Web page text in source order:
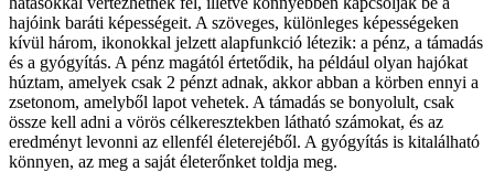
hajóink baráti képességeit. A szöveges, különleges képességeken
kívül három, ikonokkal jelzett alapfunkció létezik: a pénz, a támadás
és a gyógyítás. A pénz magától értetődik, ha például olyan hajókat
húztam, amelyek csak 2 pénzt adnak, akkor abban a körben ennyi a
zsetonom, amelyből lapot vehetek. A támadás se bonyolult, csak
össze kell adni a vörös célkeresztekben látható számokat, és az
eredményt levonni az ellenfél életerejéből. A gyógyítás is kitalálható
könnyen, az meg a saját életerőnket toldja meg.